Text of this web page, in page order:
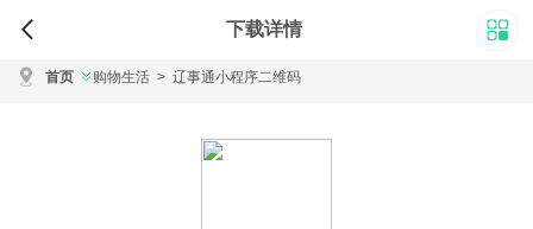
下载详情
首页 购物生活 > 辽事通小程序二维码